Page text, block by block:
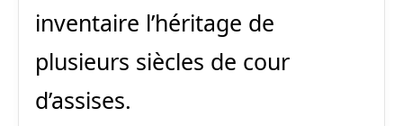
inventaire l’héritage de
plusieurs siècles de cour
d’assises.